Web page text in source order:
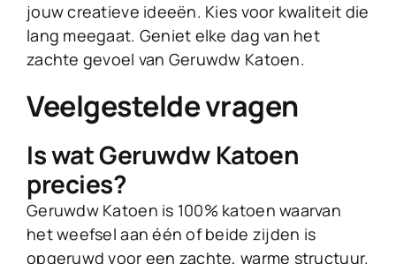
jouw creatieve ideeën. Kies voor kwaliteit die
lang meegaat. Geniet elke dag van het
zachte gevoel van Geruwdw Katoen.
Veelgestelde vragen
Is wat Geruwdw Katoen
precies?
Geruwdw Katoen is 100% katoen waarvan
het weefsel aan één of beide zijden is
opgeruwd voor een zachte, warme structuur.